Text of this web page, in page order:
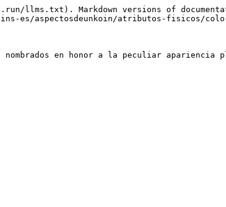
llms.txt). Markdown versions of
es/aspectosdeunkoin/atributos-fisicos/
en honor a la peculiar apariencia